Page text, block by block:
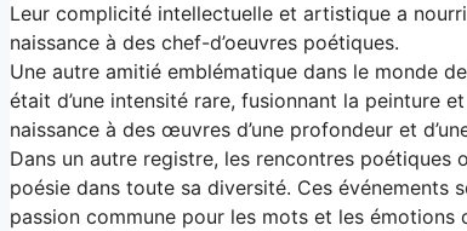
Leur complicité intellectuelle et artistique a
naissance à des chef-d’oeuvres poétiques.
Une autre amitié emblématique dans le monde
était d’une intensité rare, fusionnant la peinture
naissance à des œuvres d’une profondeur et
Dans un autre registre, les rencontres poétiques
poésie dans toute sa diversité. Ces
passion commune pour les mots et les émotions